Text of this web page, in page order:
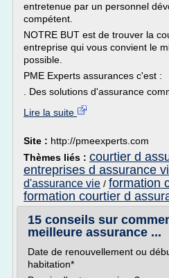
entretenue par un personnel
compétent.
NOTRE BUT est de trouver la
entreprise qui vous convient le
possible.
PME Experts assurances c'est :
. Des solutions d'assurance
Lire la suite
Site : http://pmeexperts.com
Thèmes liés : courtier d
entreprises d assurance
d'assurance vie / formation
formation courtier d
15 conseils sur
meilleure assurance ...
Date de renouvellement ou
habitation*